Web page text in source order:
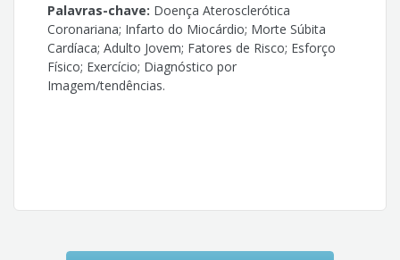
Palavras-chave: Doença Aterosclerótica
Coronariana; Infarto do Miocárdio; Morte Súbita
Cardíaca; Adulto Jovem; Fatores de Risco; Esforço
Físico; Exercício; Diagnóstico por
Imagem/tendências.